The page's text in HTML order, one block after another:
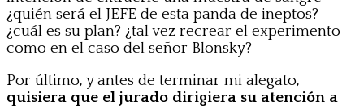
¿quién será el JEFE de esta panda de ineptos?
¿cuál es su plan? ¿tal vez recrear el experimento
como en el caso del señor Blonsky?
Por último, y antes de terminar mi alegato,
quisiera que el jurado dirigiera su atención a